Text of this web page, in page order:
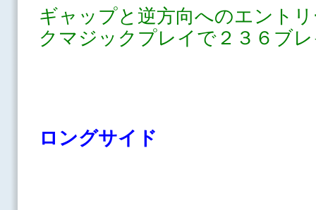
ギャップと逆方向へのエン
クマジックプレイで２３６ブ
ロングサイド